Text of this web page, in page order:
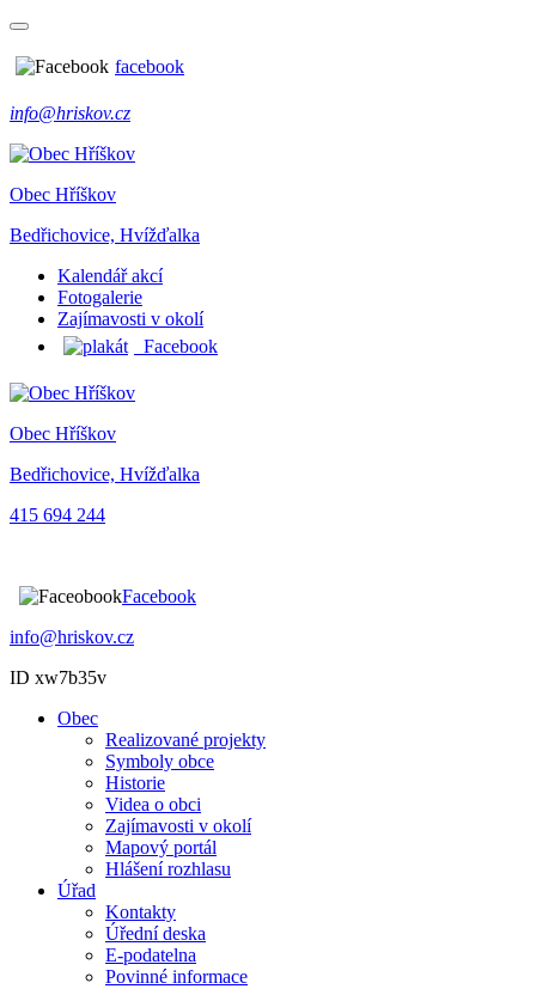
facebook
info@hriskov.cz
Obec Hříškov
Bedřichovice, Hvížďalka
Kalendář akcí
Fotogalerie
Zajímavosti v okolí
Facebook
Obec Hříškov
Bedřichovice, Hvížďalka
415 694 244
Facebook
info@hriskov.cz
ID xw7b35v
Obec
Realizované projekty
Symboly obce
Historie
Videa o obci
Zajímavosti v okolí
Mapový portál
Hlášení rozhlasu
Úřad
Kontakty
Úřední deska
E-podatelna
Povinné informace